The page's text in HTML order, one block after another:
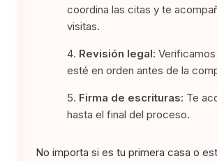
coordina las citas y te
visitas.
Revisión legal:
esté en orden antes de la
Firma de escrituras: Te
hasta el final del proceso.
No importa si es tu primera casa o